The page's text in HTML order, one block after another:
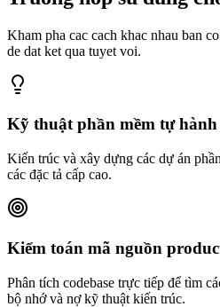
Kham pha cac cach khac nhau ban
de dat ket qua tuyet voi.
Kỹ thuật phần mềm tự hành
Kiến trúc và xây dựng các dự án
các đặc tả cấp cao.
Kiểm toán mã nguồn
Phân tích codebase trực tiếp để tìm
bộ nhớ và nợ kỹ thuật kiến trúc.